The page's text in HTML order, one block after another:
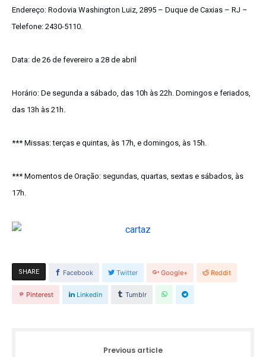
Endereço: Rodovia Washington Luiz, 2895 – Duque de Caxias – RJ –
Telefone: 2430-5110.
Data: de 26 de fevereiro a 28 de abril
Horário: De segunda a sábado, das 10h às 22h. Domingos e feriados,
das 13h às 21h.
*** Missas: terças e quintas, às 17h, e domingos, às 15h.
*** Momentos de Oração: segundas, quartas, sextas e sábados, às
17h.
SHARE Facebook Twitter Google+ Reddit
Pinterest Linkedin Tumblr
Previous article